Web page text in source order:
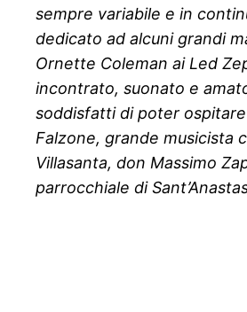
sempre variabile e in
dedicato ad alcuni grandi
Ornette Coleman ai Led
incontrato, suonato e
soddisfatti di poter
Falzone, grande musicista
Villasanta, don Massimo
parrocchiale di